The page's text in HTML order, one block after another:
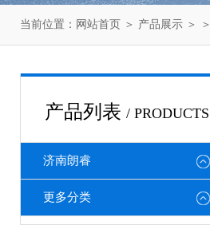
当前位置： 网站首页 ＞ 产品展示 ＞ ＞
产品列表 / PRODUCTS
济南朗睿
更多分类